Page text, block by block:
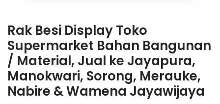
Rak Besi Display Toko
Supermarket Bahan Bangunan
/ Material, Jual ke Jayapura,
Manokwari, Sorong, Merauke,
Nabire & Wamena Jayawijaya